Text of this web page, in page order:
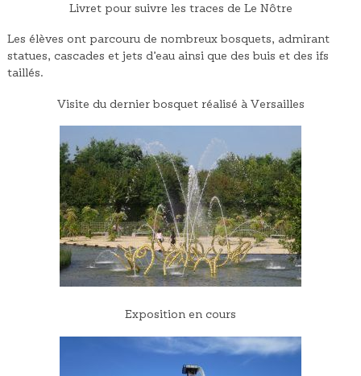
Livret pour suivre les traces de Le Nôtre
Les élèves ont parcouru de nombreux bosquets, admirant
statues, cascades et jets d’eau ainsi que des buis et des ifs
taillés.
Visite du dernier bosquet réalisé à Versailles
Exposition en cours